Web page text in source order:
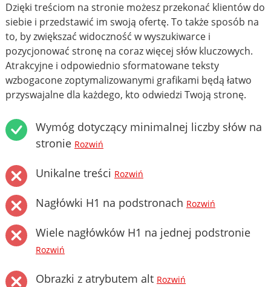
Dzięki treściom na stronie możesz przekonać klientów do
siebie i przedstawić im swoją ofertę. To także sposób na
to, by zwiększać widoczność w wyszukiwarce i
pozycjonować stronę na coraz więcej słów kluczowych.
Atrakcyjne i odpowiednio sformatowane teksty
wzbogacone zoptymalizowanymi grafikami będą łatwo
przyswajalne dla każdego, kto odwiedzi Twoją stronę.
Wymóg dotyczący minimalnej liczby słów na
stronie Rozwiń
Unikalne treści Rozwiń
Nagłówki H1 na podstronach Rozwiń
Wiele nagłówków H1 na jednej podstronie
Rozwiń
Obrazki z atrybutem alt Rozwiń